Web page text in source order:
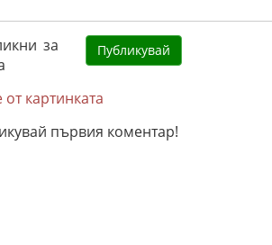
картинката
първия коментар!